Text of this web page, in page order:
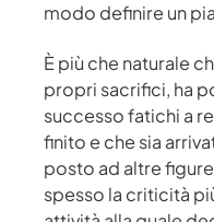
modo definire un
È più che naturale
propri sacrifici, ha
successo fatichi a
finito e che sia
posto ad altre
spesso la criticità